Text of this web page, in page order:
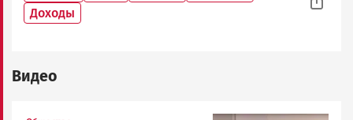
Доходы
Видео